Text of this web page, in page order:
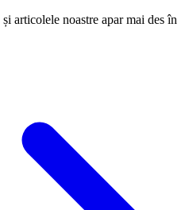
și articolele noastre apar mai des în